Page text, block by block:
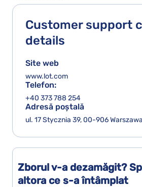
Zborul v-a dezamăgit?
altora ce s-a întâmplat
Customer support
details
Site web
www.lot.com
Telefon:
+40 373 788 254
Adresă poștală
ul. 17 Stycznia 39, 00-906